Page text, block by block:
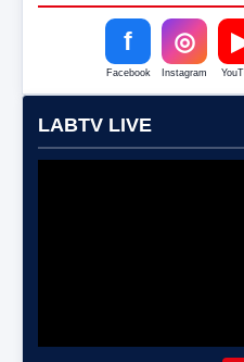
f
Facebook
◎
Instagram
LABTV LIVE